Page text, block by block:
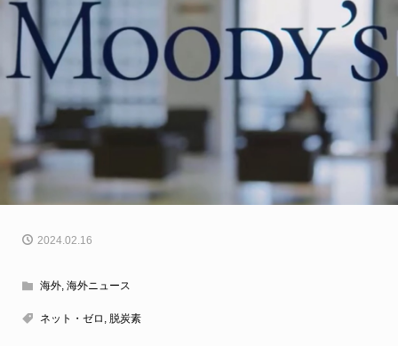
2024.02.16
海外, 海外ニュース
ネット・ゼロ 脱炭素